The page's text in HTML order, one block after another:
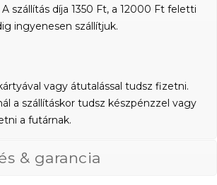
szállítás díja 1350 Ft, a 12000 Ft feletti
ingyenesen szállítjuk.
vagy átutalással tudsz fizetni.
a szállításkor tudsz készpénzzel vagy
a futárnak.
& garancia